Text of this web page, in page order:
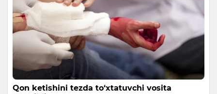
Qon ketishini tezda to‘xtatuvchi vosita